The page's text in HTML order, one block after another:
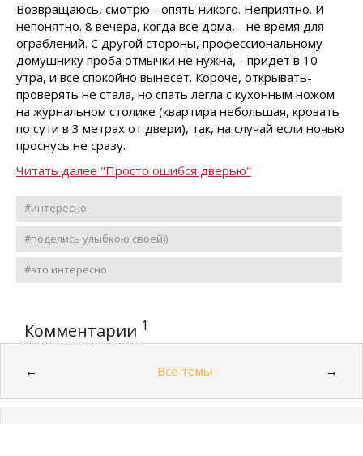
Возвращаюсь, смотрю - опять никого. Неприятно. И
непонятно. 8 вечера, когда все дома, - не время для
ограблений. С другой стороны, профессиональному
домушнику проба отмычки не нужна, - придет в 10
утра, и все спокойно вынесет. Короче, открывать-
проверять не стала, но спать легла с кухонным ножом
на журнальном столике (квартира небольшая, кровать
по сути в 3 метрах от двери), так, на случай если ночью
проснусь не сразу.
Читать далее "Просто ошибся дверью"
#интересно
#поделись улыбкою своей))
#это интересно
Комментарии 1
← Все темы →